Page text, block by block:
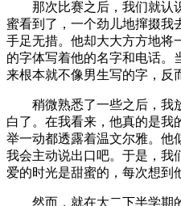
那次比赛之后，我们就认
蜜看到了，一个劲儿地撺掇我
手足无措。他却大大方方地将
的字体写着他的名字和电话。
来根本就不像男生写的字，反
稍微熟悉了一些之后，我
白了。在我看来，他真的是我
举一动都透露着温文尔雅。他
我会主动说出口吧。于是，我
爱的时光是甜蜜的，每次想到
然而，就在大二下半学期